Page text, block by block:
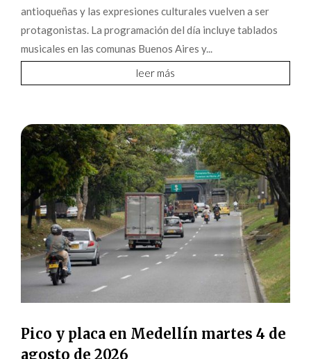
antioqueñas y las expresiones culturales vuelven a ser
protagonistas. La programación del día incluye tablados
musicales en las comunas Buenos Aires y...
leer más
Pico y placa en Medellín martes 4 de
agosto de 2026